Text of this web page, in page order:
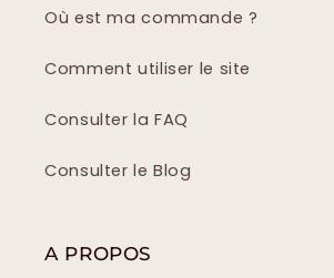
Où est ma commande ?
Comment utiliser le site
Consulter la FAQ
Consulter le Blog
A PROPOS